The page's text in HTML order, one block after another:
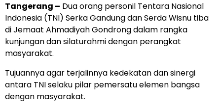
Tangerang – Dua orang personil Tentara Nasional
Indonesia (TNI) Serka Gandung dan Serda Wisnu tiba
di Jemaat Ahmadiyah Gondrong dalam rangka
kunjungan dan silaturahmi dengan perangkat
masyarakat.
Tujuannya agar terjalinnya kedekatan dan sinergi
antara TNI selaku pilar pemersatu elemen bangsa
dengan masyarakat.